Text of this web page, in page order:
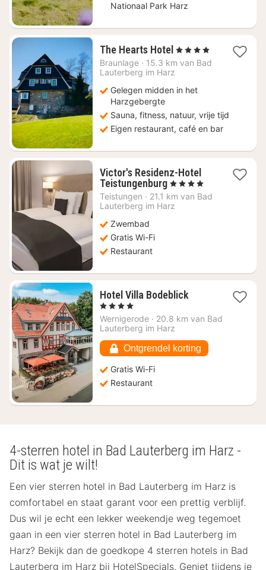
Nationaal Park Harz
The Hearts Hotel 1
nacht
113
, 4 Sterren
Braunlage · 15.3 km van Bad
Lauterberg im Harz
Gelegen midden in het
Harzgebergte
Sauna, fitness, natuur, vrije tijd
Eigen restaurant, café en bar
Victor's Residenz-Hotel
Teistungenburg1
nacht
vanaf
, 4 Sterren
Teistungen · 21.1 km van Bad
Lauterberg im Harz
Zwembad
Gratis Wi-Fi
Restaurant
Hotel Villa Bodeblick1
vanaf
, 4 Sterren
Wernigerode · 20.8 km van Bad
Lauterberg im Harz
Ontgrendel korting
Gratis Wi-Fi
Restaurant
4-sterren hotel in Bad Lauterberg im Harz -
Dit is wat je wilt!
Een vier sterren hotel in Bad Lauterberg im Harz is
comfortabel en staat garant voor een prettig verblijf.
Dus wil je echt een lekker weekendje weg tegemoet
gaan in een vier sterren hotel in Bad Lauterberg im
Harz? Bekijk dan de goedkope 4 sterren hotels in Bad
Lauterberg im Harz bij HotelSpecials. Geniet tijdens je